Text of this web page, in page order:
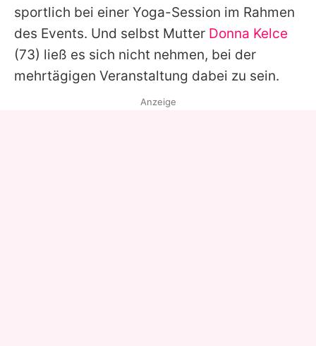
sportlich bei einer Yoga-Session im Rahmen
des Events. Und selbst Mutter Donna Kelce
(73) ließ es sich nicht nehmen, bei der
mehrtägigen Veranstaltung dabei zu sein.
Anzeige